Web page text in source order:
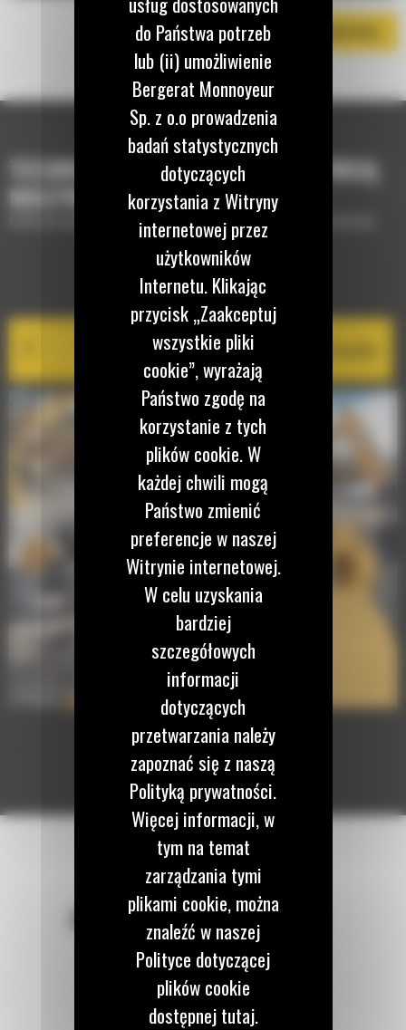
TECHNOLOGIE, KTÓRE UZUPEŁNIĄ TWOJĄ
MASZYNĘ
Krótki opis wyposażenia lub technologii potrzebnych do uzupełnienia maszyny
EQUIPMENT MANAGEMENT
Cat PL161 Attachment Locator
POZOSTAŃMY W KONTAKCIE
do Państwa potrzeb
lub (ii) umożliwienie
Bergerat Monnoyeur
Sp. z o.o prowadzenia
badań statystycznych
dotyczących
korzystania z Witryny
internetowej przez
użytkowników
Internetu. Klikając
przycisk „Zaakceptuj
wszystkie pliki
cookie”, wyrażają
Państwo zgodę na
korzystanie z tych
plików cookie. W
każdej chwili mogą
Państwo zmienić
preferencje w naszej
Witrynie internetowej.
W celu uzyskania
bardziej
szczegółowych
informacji
dotyczących
przetwarzania należy
zapoznać się z naszą
Polityką prywatności.
Więcej informacji, w
tym na temat
zarządzania tymi
plikami cookie, można
znaleźć w naszej
Polityce dotyczącej
plików cookie
dostępnej tutaj.